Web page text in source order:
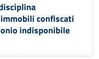
confiscati
indisponibile